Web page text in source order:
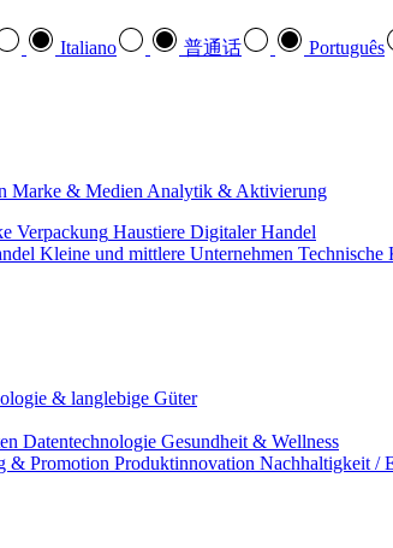
Italiano 普通话 Português
Marke & Medien Analytik & Aktivierung
Verpackung Haustiere Digitaler Handel
Kleine und mittlere Unternehmen Technische
& langlebige Güter
Datentechnologie Gesundheit & Wellness
& Promotion Produktinnovation Nachhaltigkeit /